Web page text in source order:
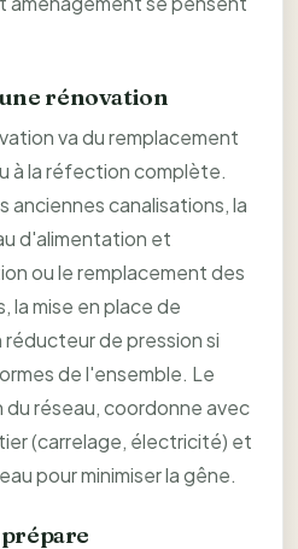
rénovation
va du remplacement
à la réfection complète.
anciennes canalisations, la
d'alimentation et
ou le remplacement des
la mise en place de
de pression si
de l'ensemble. Le
réseau, coordonne avec
(carrelage, électricité) et
pour minimiser la gêne.